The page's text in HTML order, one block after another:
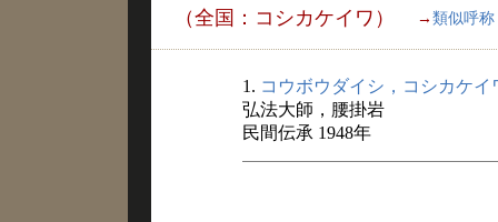
（全国：コシカケイワ） → 類似呼称
1. コウボウダイシ，コシカケイ
弘法大師，腰掛岩
民間伝承 1948年